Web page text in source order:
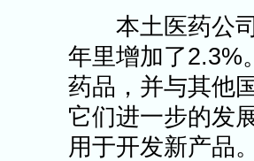
本土医药公司
年里增加了2.3%
药品，并与其他
它们进一步的发
用于开发新产品